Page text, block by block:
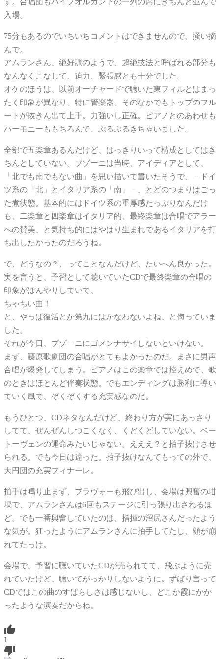
す。合唱団もパイプオルガン下の一列の席にきちんと並んで
入場。
75分もあるのでいちいちコメントはできませんので、掻い摘
んで。
アムランさん、絶好調のようで、超絶技法と呼ばれる部分も
なんなくこなして、迫力、緊張感とも十分でした。
オケのほうは、以前オーチャードで聴いた東フィルとはまっ
たく印象が異なり、特に管楽器、そのなかでもトップのフル
ートが抜きん出て上手。力強いし正確。ピアノとのあわせも
ハーモニーももちろんで、ぶるぶるきちゃいました。
全部で五楽章あるんだけど、はっきりいって構成としてはき
ちんとしていない。ブゾーニは当時、アイディアとして、
「北でも南でもない曲」を思い描いて書いたそうで、－ドイ
ツ系の「北」とイタリア系の「南」－、とどのつまりはごっ
た煮状態。基本的にはドイツ系の重厚感たっぷりなんだけ
も、二楽章と四楽章はイタリア的、最終楽章は合唱でアラー
への賛美、と気持ち的にはやはり生まれであるイタリアを打
ち出したかったのだろうね。
で、どうなの？、ってことなんだけど、たいへん良かった。
実を言うと、予習として聴いていたCDで最終楽章の合唱の
印象がぼんやりしていて、
ちゃちい曲！
と、やっぱ復活とか第九にはかなわないよね、と侮っていま
した。
それが今日、ブゾーニにゴメンナサイしないといけない。
まず、藤原歌劇団の合唱がとてもよかったのだ。まさに男声
合唱が爆発してしまう。ピアノはこの楽章では控えめで、歌
のときはほとんど伴奏状態。でもエンディングは勝利に導い
ていく風で、ぞくぞくする充実感なのだ。
もうひとつ、CDネタなんだけど、終わり方が実にあっさり
してて、ぜんぜんしつこくなく、くどくどしていない。ベー
トーヴェンの運命みたいじゃない。えええ？と拍子抜けさせ
られる。でも今日は違った。拍子抜けなんてもっての外で、
大円団の充実フィナーレ。
拍手は鳴り止まず、ブラヴォーも飛び出し、会場は興奮の坩
堝で、アムランさんは6回もステージに引っ張り出されるほ
ど。でも一番興奮していたのは、指揮の沼尻さんだったよう
な気が。狂ったようにアムランさんに拍手してたし、顔が崩
れてたっけ。
会場で、予習に聴いていたCDが売られてて、飛ぶように売
れていたけど、聴いてがっかりしないように。ずばり言って
CDではこの曲のすばらしさは感じないし、どこか霞にかか
ったような演奏だからね。
1